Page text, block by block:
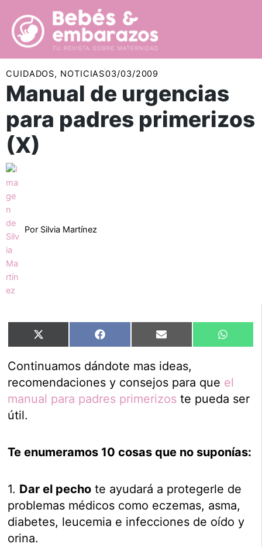
contenido
CUIDADOS, NOTICIAS03/03/2009
Manual de urgencias
para padres primerizos
(X)
Por Silvia Martínez
Compartir
en
X
(Twitter)
Compartir
en
Facebook Compartir
en
Email
en
Continuamos dándote mas ideas,
recomendaciones y consejos para que el
manual para padres primerizos te pueda ser
útil.
Te enumeramos 10 cosas que no suponías:
1. Dar el pecho te ayudará a protegerle de
problemas médicos como eczemas, asma,
diabetes, leucemia e infecciones de oído y
orina.